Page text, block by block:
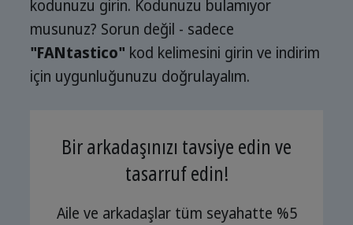
kodunuzu girin. Kodunuzu bulamıyor
musunuz? Sorun değil - sadece
"FANtastico" kod kelimesini girin ve indirim
için uygunluğunuzu doğrulayalım.
Bir arkadaşınızı tavsiye edin ve
tasarruf edin!
Aile ve arkadaşlar tüm seyahatte %5